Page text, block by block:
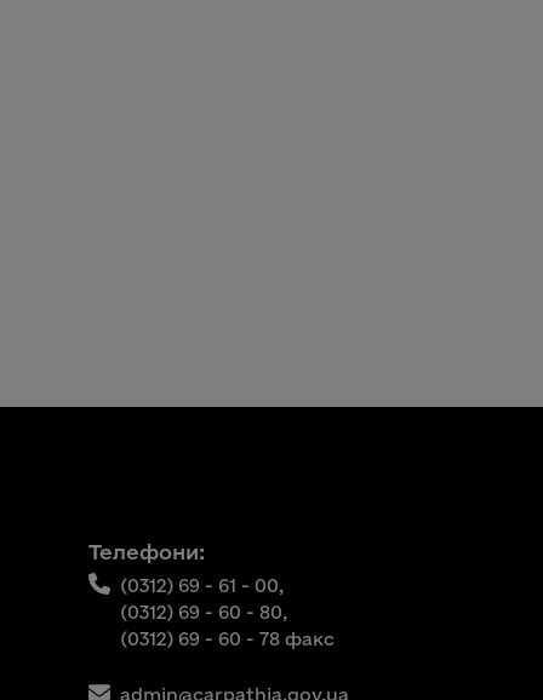
Телефони:
(0312) 69 - 61 - 00,
(0312) 69 - 60 - 80,
(0312) 69 - 60 - 78 факс
admin@carpathia.gov.ua